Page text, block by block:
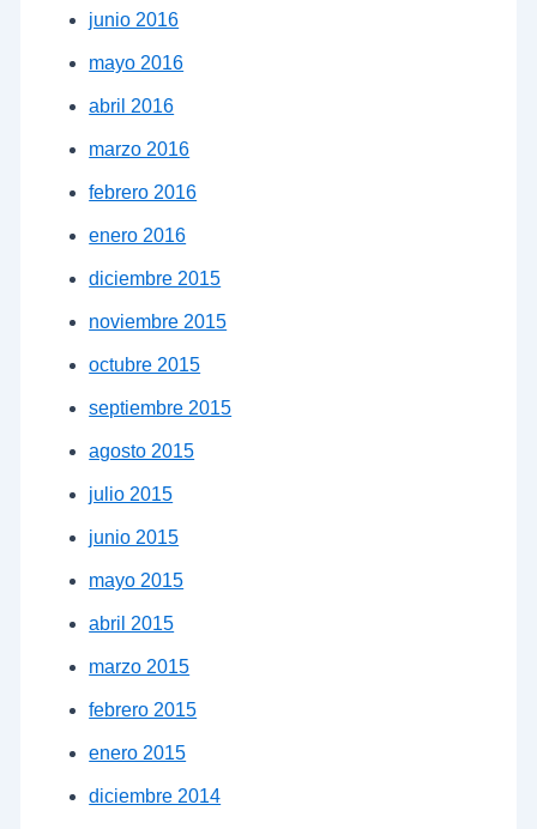
junio 2016
mayo 2016
abril 2016
marzo 2016
febrero 2016
enero 2016
diciembre 2015
noviembre 2015
octubre 2015
septiembre 2015
agosto 2015
julio 2015
junio 2015
mayo 2015
abril 2015
marzo 2015
febrero 2015
enero 2015
diciembre 2014